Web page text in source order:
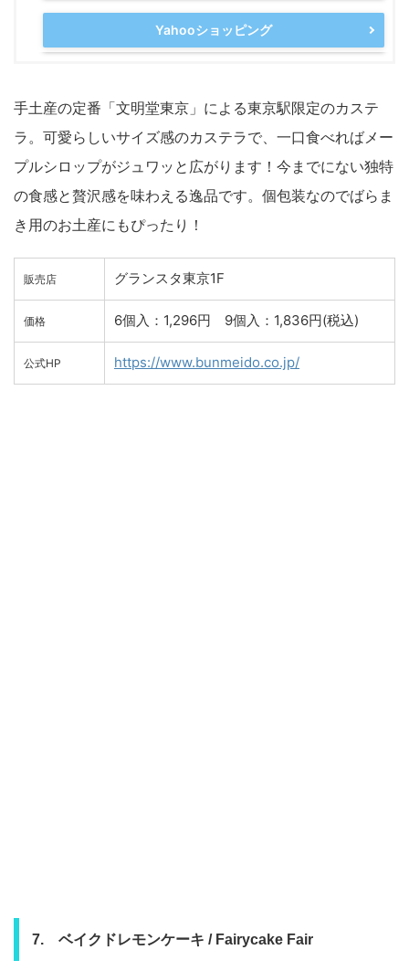
Yahooショッピング
手土産の定番「文明堂東京」による東京駅限定のカステ
ラ。可愛らしいサイズ感のカステラで、一口食べればメー
プルシロップがジュワッと広がります！今までにない独特
の食感と贅沢感を味わえる逸品です。個包装なのでばらま
き用のお土産にもぴったり！
販売店 グランスタ東京1F
価格 6個入：1,296円 9個入：1,836円(税込)
公式HP https://www.bunmeido.co.jp/
7. ベイクドレモンケーキ / Fairycake Fair